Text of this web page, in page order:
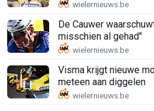
De Cauwer
misschien al gehad"
Visma krijgt nieuwe
meteen aan diggelen